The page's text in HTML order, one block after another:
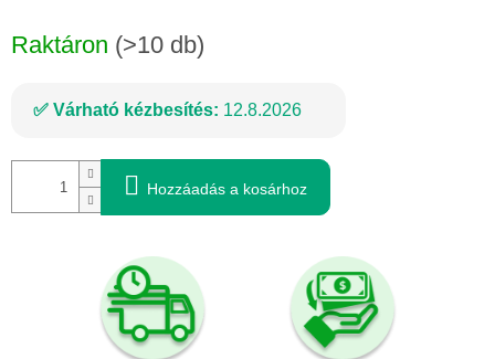
Raktáron (>10 db)
Várható kézbesítés: 12.8.2026
Hozzáadás a kosárhoz